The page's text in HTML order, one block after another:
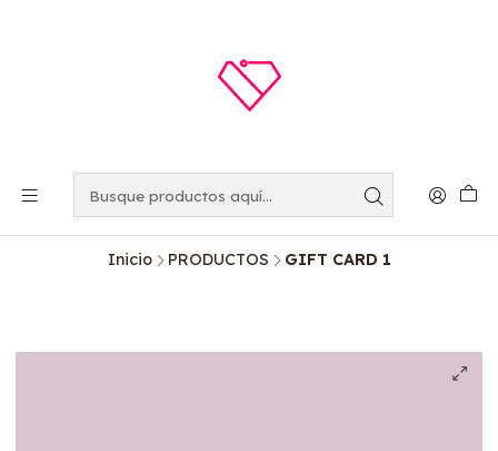
Inicio PRODUCTOS GIFT CARD 1